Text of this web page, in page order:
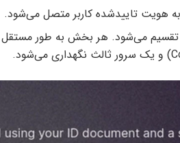
هویت تایید‌شده کاربر متصل می‌شود.
می‌شود. هر بخش به طور